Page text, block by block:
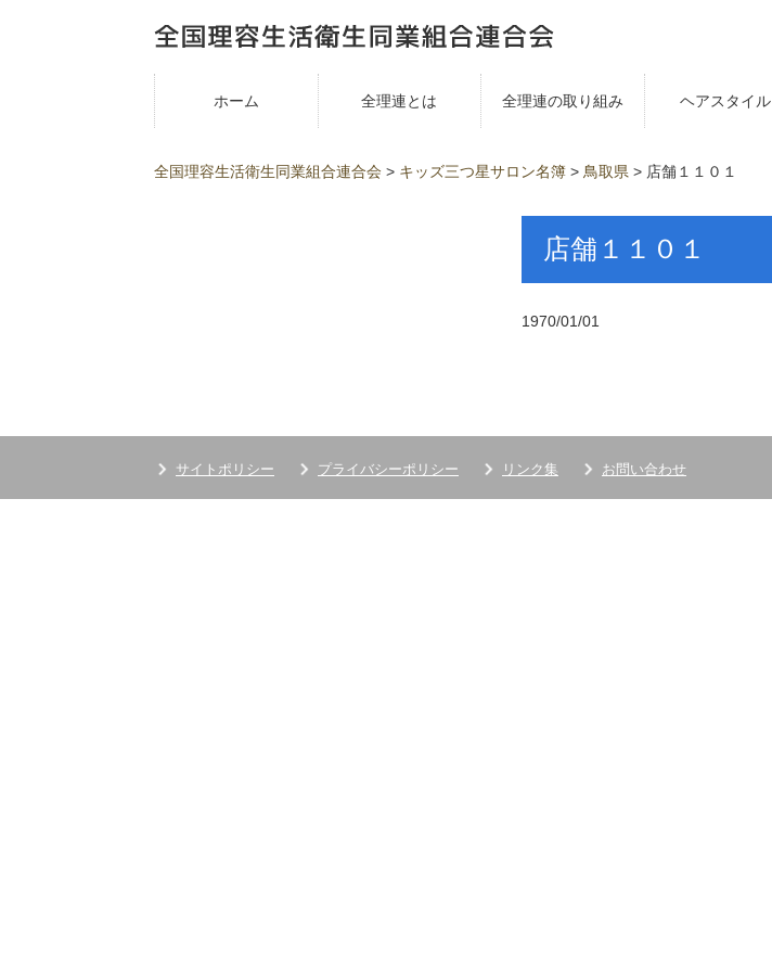
ホーム 全理連とは 全理連の取り組み ヘアスタイル
全国理容生活衛生同業組合連合会 > キッズ三つ星サロン名簿 > 鳥取県 > 店舗１１０１
店舗１１０１
1970/01/01
サイトポリシー プライバシーポリシー リンク集 お問い合わせ